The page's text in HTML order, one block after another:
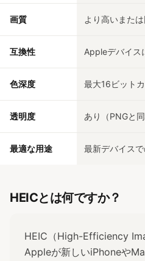
画質 より高いまた
互換性 Appleデバイス
色深度 最大16ビット
透明度 あり（PNGと同
最適な用途 最新デバイス
HEICとは何ですか？
HEIC（High-Efficiency
Appleが新しいiPhoneや